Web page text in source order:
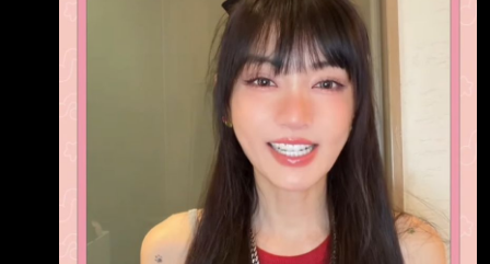
選擇旅外啦 不是所有人都懂，就怕球迷瞎起鬨